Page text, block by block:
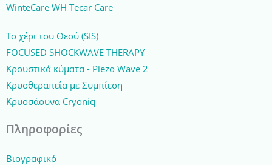
WinteCare WH Tecar Care
Το χέρι του Θεού (SIS)
FOCUSED SHOCKWAVE THERAPY
Κρουστικά κύματα - Piezo Wave 2
Κρυοθεραπεία με Συμπίεση
Κρυοσάουνα Cryoniq
Πληροφορίες
Βιογραφικό